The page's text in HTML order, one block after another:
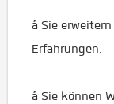
â Sie
Erfahrungen.
â Sie